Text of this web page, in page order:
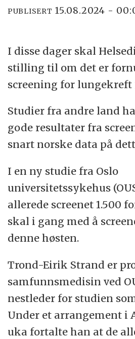
PUBLISERT 15.08.2024 -
I disse dager skal
stilling til om det er
screening for lungekreft
Studier fra andre land
gode resultater fra
snart norske data på
I en ny studie fra Oslo
universitetssykehus
allerede screenet 1.500
skal i gang med å
denne høsten.
Trond-Eirik Strand er
samfunnsmedisin ved
nestleder for studien
Under et arrangement i
uka fortalte han at de